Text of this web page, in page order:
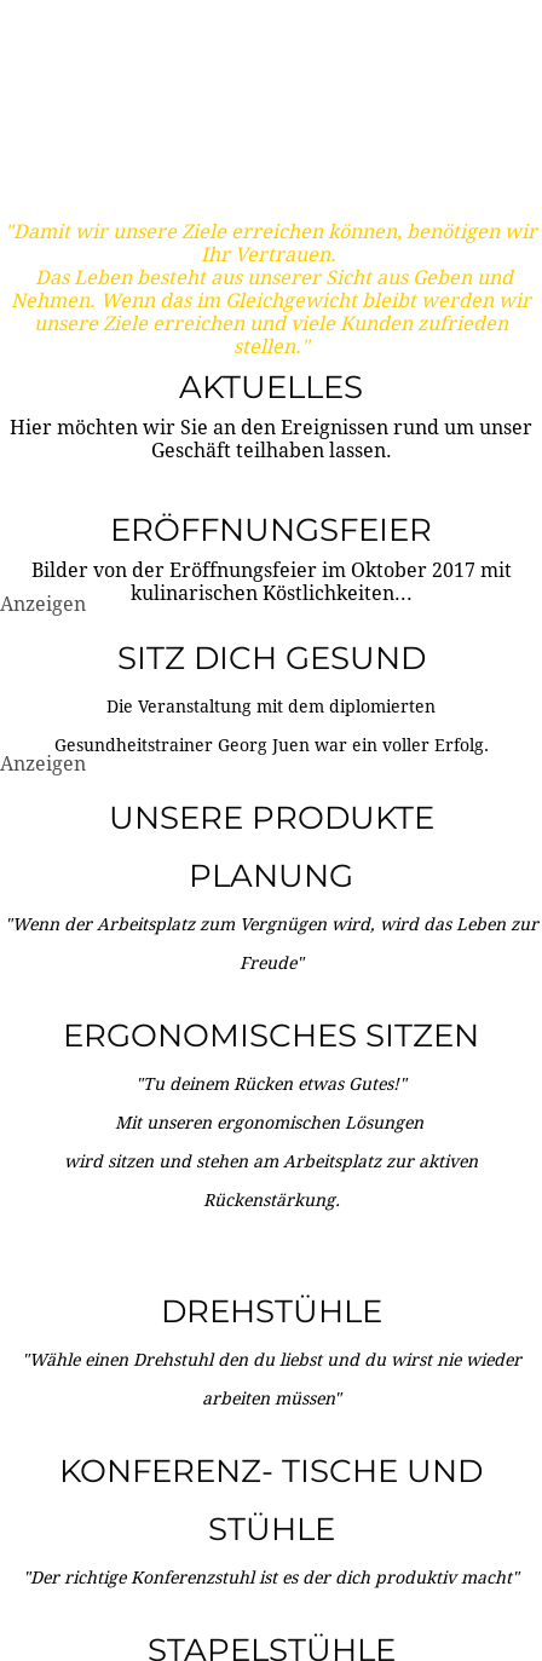
"Damit wir unsere Ziele erreichen können, benötigen wir
Ihr Vertrauen.
Das Leben besteht aus unserer Sicht aus Geben und
Nehmen. Wenn das im Gleichgewicht bleibt werden wir
unsere Ziele erreichen und viele Kunden zufrieden
stellen."
AKTUELLES
Hier möchten wir Sie an den Ereignissen rund um unser
Geschäft teilhaben lassen.
ERÖFFNUNGSFEIER
Bilder von der Eröffnungsfeier im Oktober 2017 mit
kulinarischen Köstlichkeiten...
Anzeigen
SITZ DICH GESUND
Die Veranstaltung mit dem diplomierten
Gesundheitstrainer Georg Juen war ein voller Erfolg.
Anzeigen
UNSERE PRODUKTE
PLANUNG
"Wenn der Arbeitsplatz zum Vergnügen wird, wird das Leben zur
Freude"
ERGONOMISCHES SITZEN
"Tu deinem Rücken etwas Gutes!"
Mit unseren ergonomischen Lösungen
wird sitzen und stehen am Arbeitsplatz zur aktiven
Rückenstärkung.
DREHSTÜHLE
"Wähle einen Drehstuhl den du liebst und du wirst nie wieder
arbeiten müssen"
KONFERENZ- TISCHE UND
STÜHLE
"Der richtige Konferenzstuhl ist es der dich produktiv macht"
STAPELSTÜHLE